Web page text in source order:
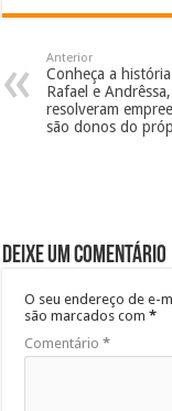
Anterior
Conheça a história
Rafael e
resolveram
são donos do
Deixe um comentário
O seu endereço de e-
são marcados com*
Comentário*